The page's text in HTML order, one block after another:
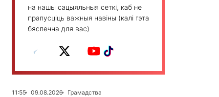
на нашы сацыяльныя сеткі, каб не
прапусціць важныя навіны (калі гэта
бяспечна для вас)
11:55 09.08.2026
Грамадства